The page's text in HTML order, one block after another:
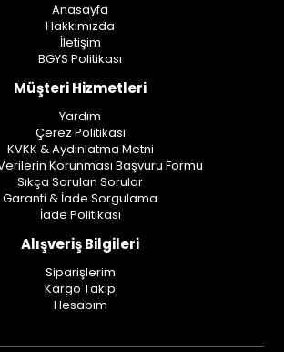
Anasayfa
Hakkımızda
İletişim
BGYS Politikası
Müşteri Hizmetleri
Yardım
Çerez Politikası
KVKK & Aydınlatma Metni
Korunması Başvuru Formu
Sıkça Sorulan Sorular
Garanti & İade Sorgulama
İade Politikası
Alışveriş Bilgileri
Siparişlerim
Kargo Takip
Hesabım